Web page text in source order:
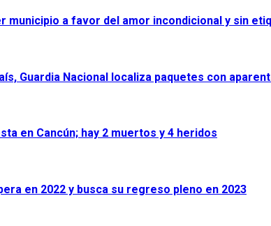
municipio a favor del amor incondicional y sin
Guardia Nacional localiza paquetes con
en Cancún; hay 2 muertos y 4 heridos
en 2022 y busca su regreso pleno en 2023